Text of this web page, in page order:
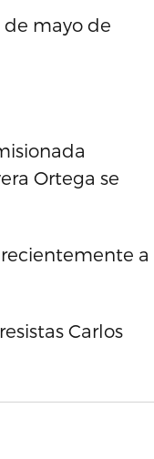
de mayo de
Ortega se
a
Carlos